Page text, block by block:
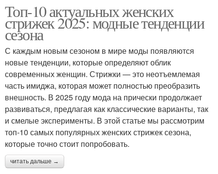
Топ-10 актуальных женских
стрижек 2025: модные тенденции
сезона
С каждым новым сезоном в мире моды появляются
новые тенденции, которые определяют облик
современных женщин. Стрижки — это неотъемлемая
часть имиджа, которая может полностью преобразить
внешность. В 2025 году мода на прически продолжает
развиваться, предлагая как классические варианты, так
и смелые эксперименты. В этой статье мы рассмотрим
топ-10 самых популярных женских стрижек сезона,
которые точно стоит попробовать.
читать дальше →